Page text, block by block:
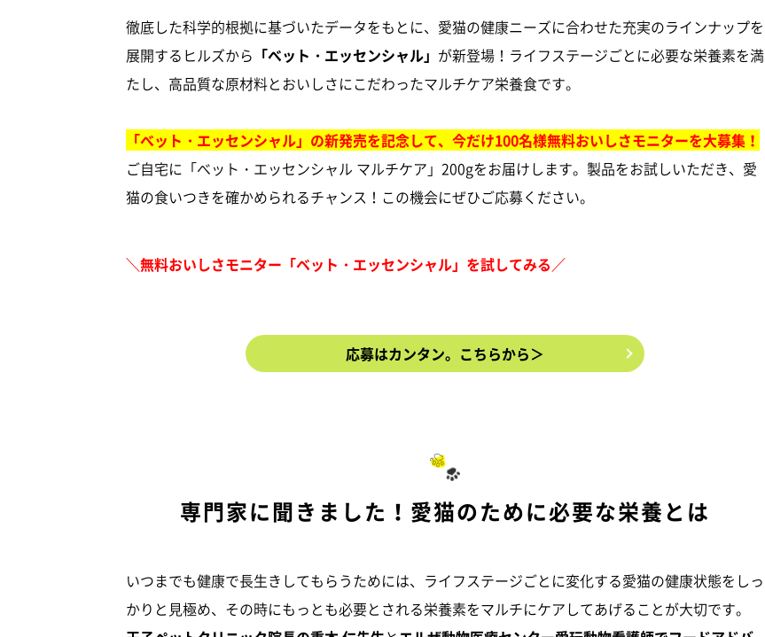
徹底した科学的根拠に基づいたデータをもとに、愛猫の健康ニーズに合わせた充実のラインナップを
展開するヒルズから 「べット・エッセンシャル」 が新登場！ライフステージごとに必要な栄養素を満
たし、高品質な原材料とおいしさにこだわったマルチケア栄養食です。
「べット・エッセンシャル」の新発売を記念して、今だけ100名様無料おいしさモニターを大募集！
ご自宅に「べット・エッセンシャル マルチケア」200gをお届けします。製品をお試しいただき、愛
猫の食いつきを確かめられるチャンス！この機会にぜひご応募ください。
＼無料おいしさモニター「ベット・エッセンシャル」を試してみる／
応募はカンタン。こちらから＞
専門家に聞きました！愛猫のために必要な栄養とは
いつまでも健康で長生きしてもらうためには、ライフステージごとに変化する愛猫の健康状態をしっ
かりと見極め、その時にもっとも必要とされる栄養素をマルチにケアしてあげることが大切です。